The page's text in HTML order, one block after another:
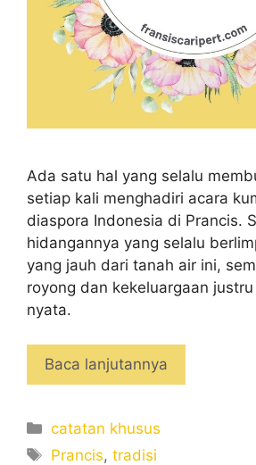
Ada satu hal yang selalu
setiap kali menghadiri acara
diaspora Indonesia di Prancis.
hidangannya yang selalu
yang jauh dari tanah air ini,
royong dan kekeluargaan
nyata.
Baca lanjutannya
Categories
catatan khusus
Tags
Prancis,tradisi